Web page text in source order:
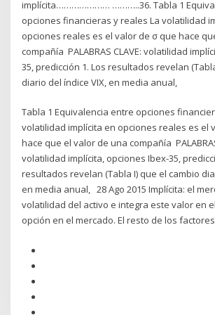
implícita………………… ………..36. Tabla 1
opciones financieras y reales La volatilidad
opciones reales es el valor de σ que hace
compañía PALABRAS CLAVE: volatilidad
35, predicción 1. Los resultados revelan
diario del índice VIX, en media anual,
Tabla 1 Equivalencia entre opciones
volatilidad implícita en opciones reales es el
hace que el valor de una compañía
volatilidad implícita, opciones Ibex-35,
resultados revelan (Tabla I) que el cambio
en media anual, 28 Ago 2015 Implícita: el
volatilidad del activo e integra este valor en
opción en el mercado. El resto de los